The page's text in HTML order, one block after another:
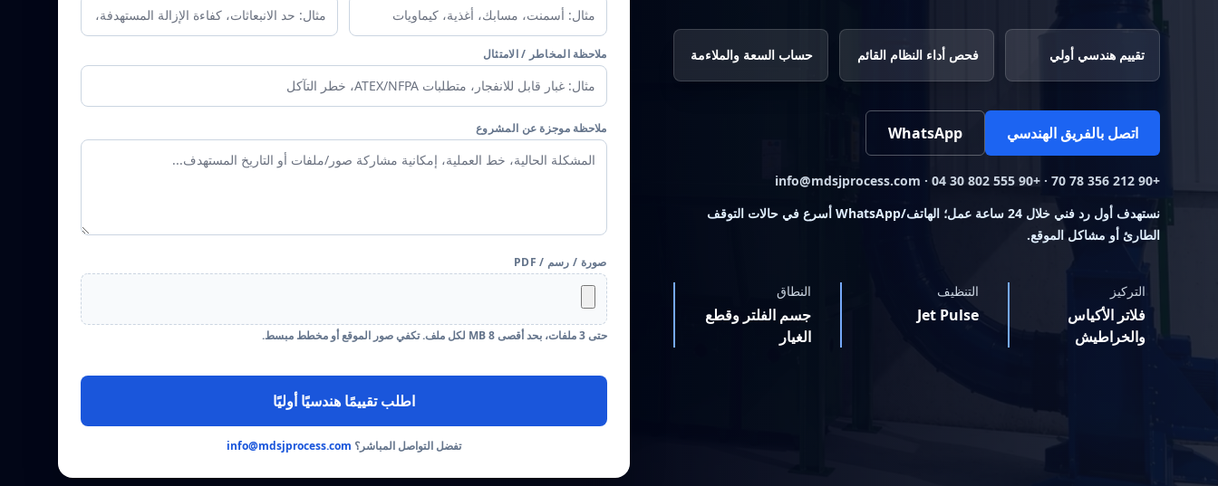
تقييم هندسي أولي فحص أداء النظام القائم حساب السعة والملاءمة
اتصل بالفريق الهندسي WhatsApp
+90 212 356 78 70 · +90 555 802 30 04 · info@mdsjprocess.com
نستهدف أول رد فني خلال 24 ساعة عمل؛ الهاتف/WhatsApp أسرع في حالات التوقف
الطارئ أو مشاكل الموقع.
التركيز
فلاتر الأكياس
والخراطيش
التنظيف
Jet Pulse
النطاق
جسم الفلتر وقطع
الغيار
ملاحظة المخاطر / الامتثال
ملاحظة موجزة عن المشروع
صورة / رسم / PDF
حتى 3 ملفات، بحد أقصى 8 MB لكل ملف. تكفي صور الموقع أو مخطط مبسط.
اطلب تقييمًا هندسيًا أوليًا
تفضل التواصل المباشر؟ info@mdsjprocess.com